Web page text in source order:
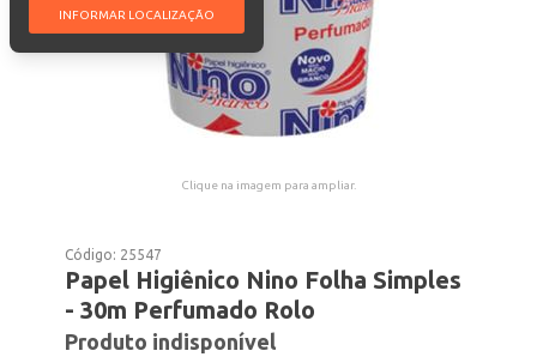
INFORMAR LOCALIZAÇÃO
Clique na imagem para ampliar.
Código: 25547
Papel Higiênico Nino Folha Simples
- 30m Perfumado Rolo
Produto indisponível